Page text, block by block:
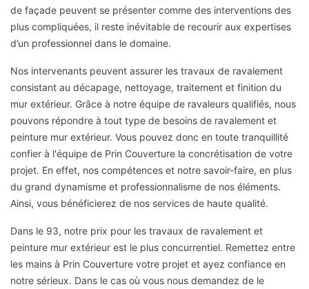
de façade peuvent se présenter comme des interventions des
plus compliquées, il reste inévitable de recourir aux expertises
d’un professionnel dans le domaine.
Nos intervenants peuvent assurer les travaux de ravalement
consistant au décapage, nettoyage, traitement et finition du
mur extérieur. Grâce à notre équipe de ravaleurs qualifiés, nous
pouvons répondre à tout type de besoins de ravalement et
peinture mur extérieur. Vous pouvez donc en toute tranquillité
confier à l'équipe de Prin Couverture la concrétisation de votre
projet. En effet, nos compétences et notre savoir-faire, en plus
du grand dynamisme et professionnalisme de nos éléments.
Ainsi, vous bénéficierez de nos services de haute qualité.
Dans le 93, notre prix pour les travaux de ravalement et
peinture mur extérieur est le plus concurrentiel. Remettez entre
les mains à Prin Couverture votre projet et ayez confiance en
notre sérieux. Dans le cas où vous nous demandez de le